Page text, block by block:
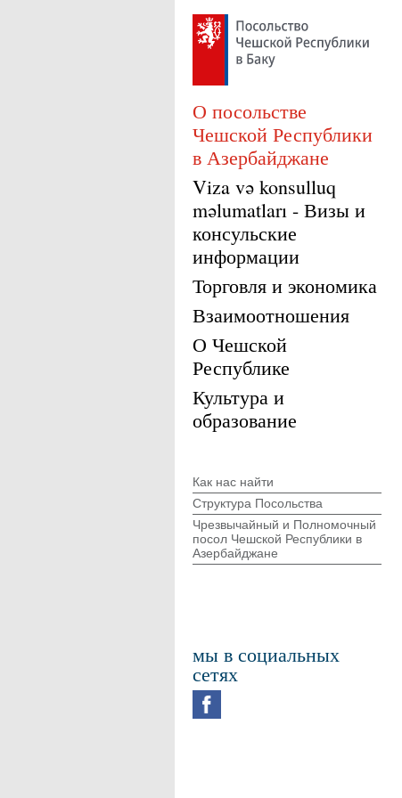
О посольстве
Чешской Республики
в Азербайджане
Viza və konsulluq
məlumatları - Визы и
консульские
информации
Торговля и экономика
Взаимоотношения
О Чешской
Республике
Культура и
образование
Как нас найти
Структура Посольства
Чрезвычайный и Полномочный
посол Чешской Республики в
Азербайджане
мы в социальных
сетях